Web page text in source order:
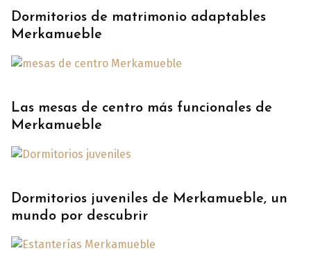
Dormitorios de matrimonio adaptables
Merkamueble
Las mesas de centro más funcionales de
Merkamueble
Dormitorios juveniles de Merkamueble, un
mundo por descubrir